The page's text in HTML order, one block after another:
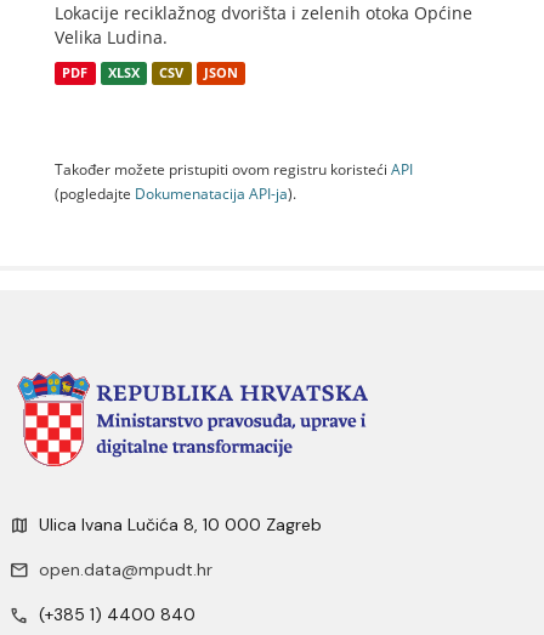
Lokacije reciklažnog dvorišta i zelenih otoka Općine
Velika Ludina.
PDF XLSX CSV JSON
Također možete pristupiti ovom registru koristeći API
(pogledajte Dokumenаtаcijа API-jа).